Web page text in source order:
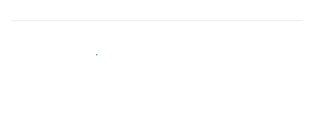
Llega a nuevos clientes hoy